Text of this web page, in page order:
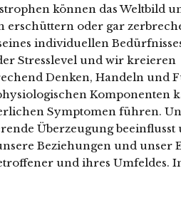
können das Weltbild
erschüttern oder gar
individuellen
Stresslevel und wir kreieren
Denken, Handeln und
Komponenten
Symptomen führen.
Überzeugung beeinflusst
Beziehungen und unser
und ihres Umfeldes.